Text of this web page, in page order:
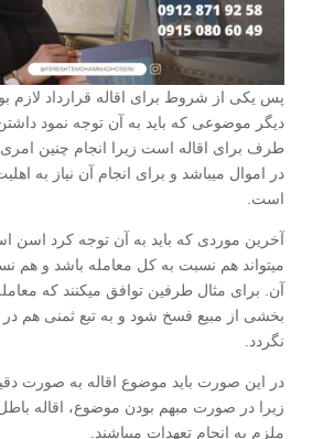
پس یکی از شروط برای اقاله قرارداد لازم
دیگر موضوعی که باید به آن توجه نمود
طرف برای اقاله است زیرا انجام چنین
در اموال میباشد و برای انجام آن نیاز به
است.
آخرین موردی که باید به آن توجه کرد اسن
میتواند هم نسبت به کل معامله باشد و هم
آن. برای مثال طرفین توافق میکنند که
بخشی از مبیع فسخ شود و به تبع ثمنی هم در
نگردد.
در این صورت باید موضوع اقاله به صورت
زیرا در صورت مبهم بودن موضوع، اقاله
ملزم به انجام تعهدات میباشند.